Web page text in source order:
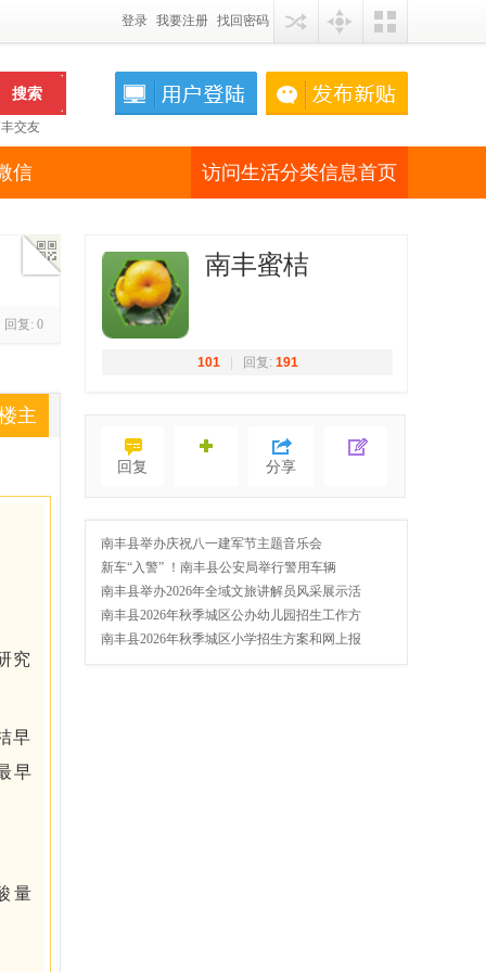
登录 我要注册 找回密码
搜索
交友
访问生活分类信息首页
信
回复: 0
主
究
早
早
量
南丰蜜桔
101 回复: 191
回复 分享
南丰县举办庆祝八一建军节主题音乐会
新车“入警” ！南丰县公安局举行警用车辆
南丰县举办2026年全域文旅讲解员风采展示活
南丰县2026年秋季城区公办幼儿园招生工作方
南丰县2026年秋季城区小学招生方案和网上报